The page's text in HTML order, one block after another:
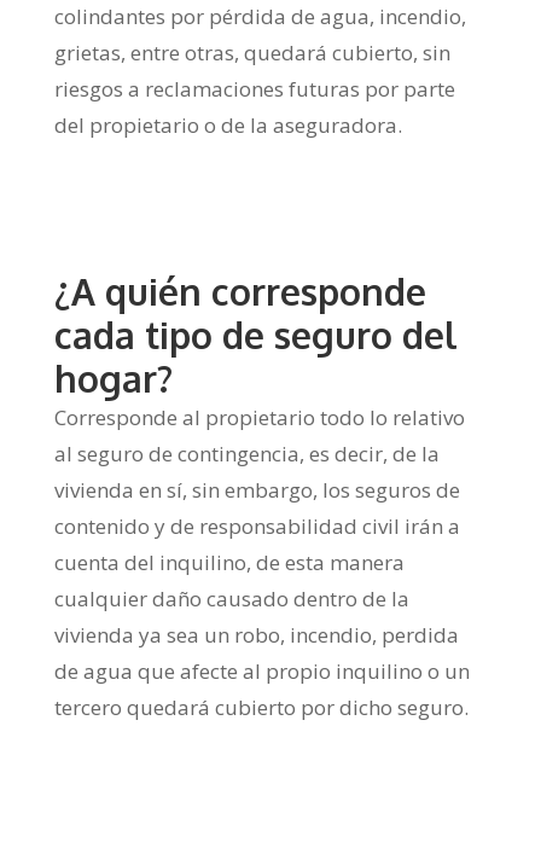
colindantes por pérdida de agua, incendio,
grietas, entre otras, quedará cubierto, sin
riesgos a reclamaciones futuras por parte
del propietario o de la aseguradora.
¿A quién corresponde
cada tipo de seguro del
hogar?
Corresponde al propietario todo lo relativo
al seguro de contingencia, es decir, de la
vivienda en sí, sin embargo, los seguros de
contenido y de responsabilidad civil irán a
cuenta del inquilino, de esta manera
cualquier daño causado dentro de la
vivienda ya sea un robo, incendio, perdida
de agua que afecte al propio inquilino o un
tercero quedará cubierto por dicho seguro.